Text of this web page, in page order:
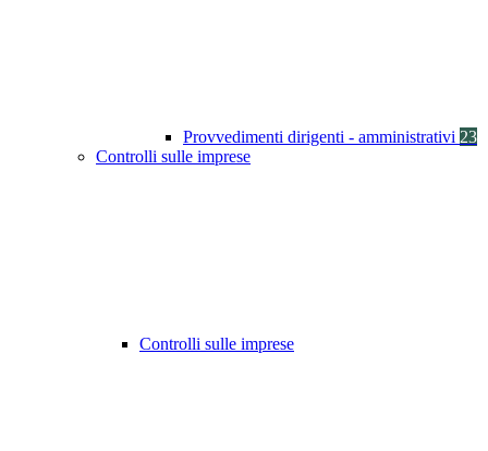
Provvedimenti dirigenti - amministrativi 23
Controlli sulle imprese
Controlli sulle imprese